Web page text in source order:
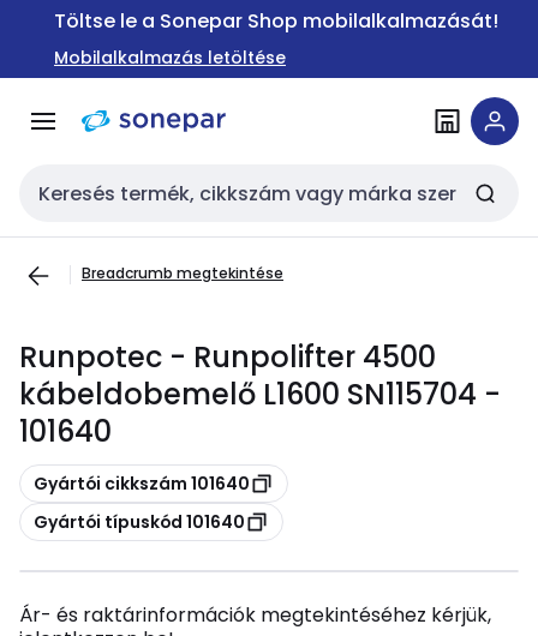
Ugrás a
Ugrás a
tartalomra
Töltse le a Sonepar Shop mobilalkalmazását!
Mobilalkalmazás letöltése
Keresési bemenet
Breadcrumb megtekintése
Runpotec - Runpolifter 4500
kábeldobemelő L1600 SN115704 -
101640
Másolás
Gyártói cikkszám 101640
Másolás
Gyártói típuskód 101640
Ár- és raktárinformációk megtekintéséhez kérjük,